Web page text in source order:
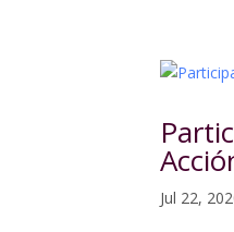
Jul 22,